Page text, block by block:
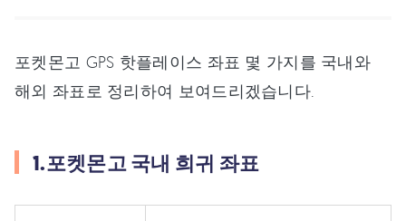
포켓몬고 GPS 핫플레이스 좌표 몇 가지를 국내와
해외 좌표로 정리하여 보여드리겠습니다.
1.포켓몬고 국내 희귀 좌표